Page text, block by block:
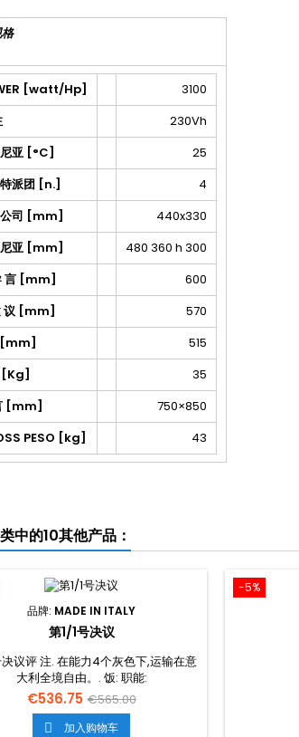
[watt/Hp]
3100
230Vh
亚 [°C]
25
派团 [n.]
4
司 [mm]
440x330
亚 [mm]
480 360 h 300
言 [mm]
600
议 [mm]
570
515
[Kg]
35
[mm]
750×850
PESO [kg]
43
中的10其他产品：
品牌: MADE IN ITALY
第1/1号决议
决议评 注. 在能力4个灰色下,运输在意
大利全境自由。. 饭: 职能:
€536.75 €565.00
 加入购物车
-5%